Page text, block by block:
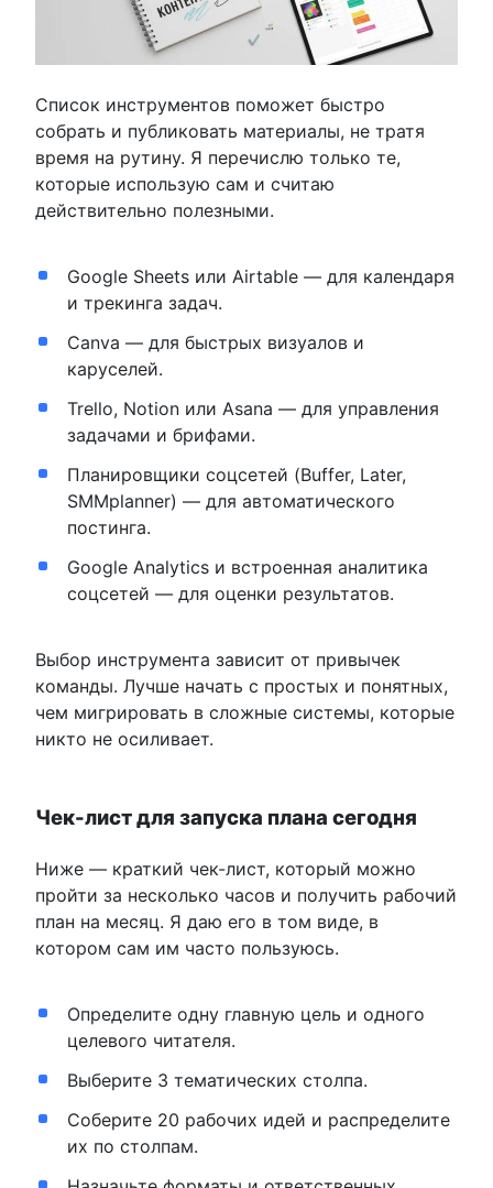
Список инструментов поможет быстро
собрать и публиковать материалы, не тратя
время на рутину. Я перечислю только те,
которые использую сам и считаю
действительно полезными.
Google Sheets или Airtable — для календаря
и трекинга задач.
Canva — для быстрых визуалов и
каруселей.
Trello, Notion или Asana — для управления
задачами и брифами.
Планировщики соцсетей (Buffer, Later,
SMMplanner) — для автоматического
постинга.
Google Analytics и встроенная аналитика
соцсетей — для оценки результатов.
Выбор инструмента зависит от привычек
команды. Лучше начать с простых и понятных,
чем мигрировать в сложные системы, которые
никто не осиливает.
Чек-лист для запуска плана сегодня
Ниже — краткий чек-лист, который можно
пройти за несколько часов и получить рабочий
план на месяц. Я даю его в том виде, в
котором сам им часто пользуюсь.
Определите одну главную цель и одного
целевого читателя.
Выберите 3 тематических столпа.
Соберите 20 рабочих идей и распределите
их по столпам.